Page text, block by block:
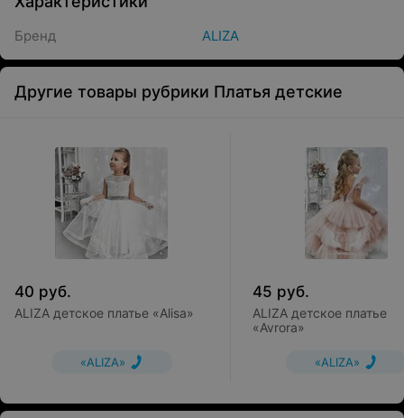
Бренд ALIZA
Другие товары рубрики Платья детские
40 руб.
ALIZA детское платье «Alisa»
«ALIZA»
45 руб.
ALIZA детское платье
«Avrora»
«ALIZA»